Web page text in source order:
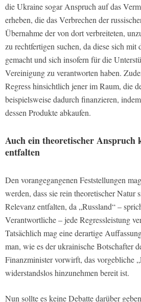
die Ukraine sogar Anspruch auf das
erheben, die das Verbrechen der
Übernahme der von dort verbreiteten,
zu rechtfertigen suchen, da diese sich mit
gemacht und sich insofern für die
Vereinigung zu verantworten haben.
Regress hinsichtlich jener im Raum, die
beispielsweise dadurch finanzieren,
dessen Produkte abkaufen.
Auch ein theoretischer Anspruch
entfalten
Den vorangegangenen Feststellungen
werden, dass sie rein theoretischer Natur
Relevanz entfalten, da „Russland“ –
Verantwortliche – jede Regressleistung
Tatsächlich mag eine derartige
man, wie es der ukrainische Botschafter
Finanzminister vorwirft, das vorgebliche
widerstandslos hinzunehmen bereit ist.
Nun sollte es keine Debatte darüber